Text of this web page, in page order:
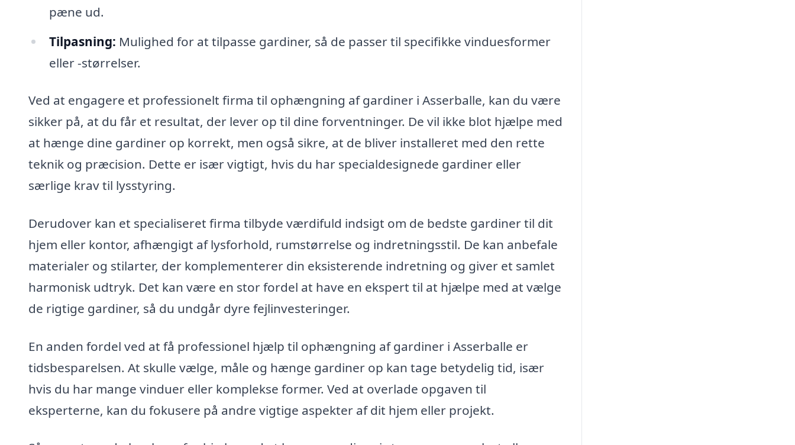
pæne ud.
Tilpasning: Mulighed for at tilpasse gardiner, så de passer til specifikke vinduesformer
eller -størrelser.
Ved at engagere et professionelt firma til ophængning af gardiner i Asserballe, kan du være
sikker på, at du får et resultat, der lever op til dine forventninger. De vil ikke blot hjælpe med
at hænge dine gardiner op korrekt, men også sikre, at de bliver installeret med den rette
teknik og præcision. Dette er især vigtigt, hvis du har specialdesignede gardiner eller
særlige krav til lysstyring.
Derudover kan et specialiseret firma tilbyde værdifuld indsigt om de bedste gardiner til dit
hjem eller kontor, afhængigt af lysforhold, rumstørrelse og indretningsstil. De kan anbefale
materialer og stilarter, der komplementerer din eksisterende indretning og giver et samlet
harmonisk udtryk. Det kan være en stor fordel at have en ekspert til at hjælpe med at vælge
de rigtige gardiner, så du undgår dyre fejlinvesteringer.
En anden fordel ved at få professionel hjælp til ophængning af gardiner i Asserballe er
tidsbesparelsen. At skulle vælge, måle og hænge gardiner op kan tage betydelig tid, især
hvis du har mange vinduer eller komplekse former. Ved at overlade opgaven til
eksperterne, kan du fokusere på andre vigtige aspekter af dit hjem eller projekt.